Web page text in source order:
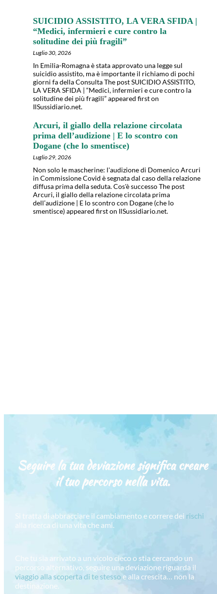
SUICIDIO ASSISTITO, LA VERA SFIDA |
“Medici, infermieri e cure contro la
solitudine dei più fragili”
Luglio 30, 2026
In Emilia-Romagna è stata approvato una legge sul
suicidio assistito, ma è importante il richiamo di pochi
giorni fa della Consulta The post SUICIDIO ASSISTITO,
LA VERA SFIDA | “Medici, infermieri e cure contro la
solitudine dei più fragili” appeared first on
IlSussidiario.net.
Arcuri, il giallo della relazione circolata
prima dell’audizione | E lo scontro con
Dogane (che lo smentisce)
Luglio 29, 2026
Non solo le mascherine: l'audizione di Domenico Arcuri
in Commissione Covid è segnata dal caso della relazione
diffusa prima della seduta. Cos'è successo The post
Arcuri, il giallo della relazione circolata prima
dell’audizione | E lo scontro con Dogane (che lo
smentisce) appeared first on IlSussidiario.net.
Seguire la tua deviazione significa creare
il tuo percorso nella vita.
Si tratta di abbracciare il cambiamento e correre dei rischi
alla ricerca di una vita che ami.
Che tu sia arrivato a un vicolo cieco o stia cercando un
percorso alternativo, seguire una deviazione riguarda il
viaggio alla scoperta di te stesso e alla crescita… non la
destinazione.